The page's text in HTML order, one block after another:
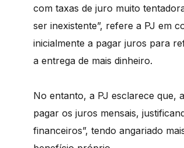
com taxas de juro muito
ser inexistente”, refere a PJ em
inicialmente a pagar juros para
a entrega de mais dinheiro.
No entanto, a PJ esclarece que,
pagar os juros mensais,
financeiros”, tendo angariado